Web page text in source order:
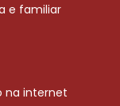
e familiar
na internet